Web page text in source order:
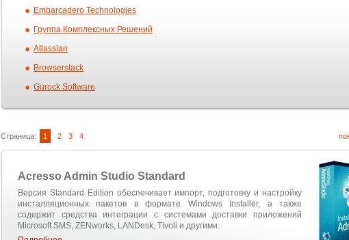
Embarcadero Technologies
Группа Комплексных Решений
Atlassian
Browserstack
Gurock Software
Страница: 1 2 3 4
Acresso Admin Studio Standard
Версия Standard Edition обеспечивает импорт, подготовку и настройку
инсталляционных пакетов в формате Windows Installer, а также
содержит средства интеграции с системами доставки приложений
Microsoft SMS, ZENworks, LANDesk, Tivoli и другими.